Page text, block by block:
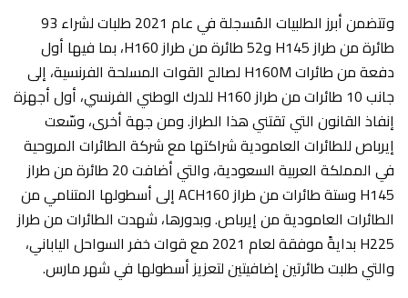
وتتضمن أبرز الطلبيات المُسجلة في عام 2021 طلبات لشراء 93
طائرة من طراز H145 و52 طائرة من طراز H160، بما فيها أول
دفعة من طائرات H160M لصالح القوات المسلحة الفرنسية، إلى
جانب 10 طائرات من طراز H160 للدرك الوطني الفرنسي، أول أجهزة
إنفاذ القانون التي تقتني هذا الطراز. ومن جهة أخرى، وسّعت
إيرباص للطائرات العامودية شراكتها مع شركة الطائرات المروحية
في المملكة العربية السعودية، والتي أضافت 20 طائرة من طراز
H145 وستة طائرات من طراز ACH160 إلى أسطولها المتنامي من
الطائرات العامودية من إيرباص. وبدورها، شهدت الطائرات من طراز
H225 بدايةً موفقة لعام 2021 مع قوات خفر السواحل الياباني،
والتي طلبت طائرتين إضافيتين لتعزيز أسطولها في شهر مارس.